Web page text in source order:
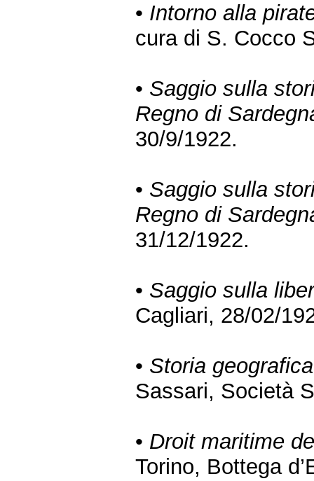
• Intorno alla
cura di S. Cocco
• Saggio sulla
Regno di
30/9/1922.
• Saggio sulla
Regno di
31/12/1922.
• Saggio sulla
Cagliari, 28/02/
• Storia
Sassari, Società
• Droit maritime
Torino, Bottega